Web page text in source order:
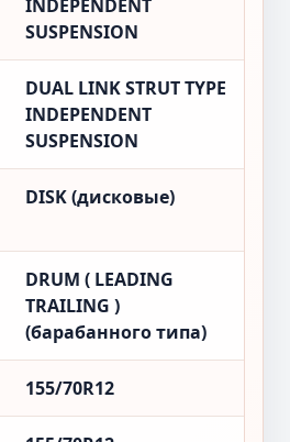
INDEPENDENT
SUSPENSION
DUAL LINK STRUT TYPE
INDEPENDENT
SUSPENSION
DISK (дисковые)
DRUM ( LEADING
TRAILING )
(барабанного типа)
155/70R12